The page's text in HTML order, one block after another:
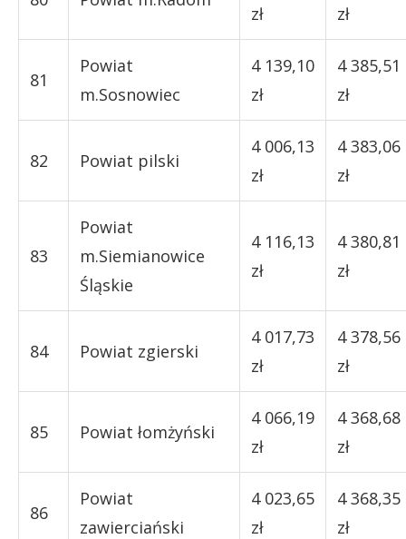
zł zł
81
Powiat
m.Sosnowiec
4 139,10
zł
4 385,51
zł
82 Powiat pilski
4 006,13
zł
4 383,06
zł
83
Powiat
m.Siemianowice
Śląskie
4 116,13
zł
4 380,81
zł
84 Powiat zgierski
4 017,73
zł
4 378,56
zł
85 Powiat łomżyński
4 066,19
zł
4 368,68
zł
86
Powiat
zawierciański
4 023,65
zł
4 368,35
zł